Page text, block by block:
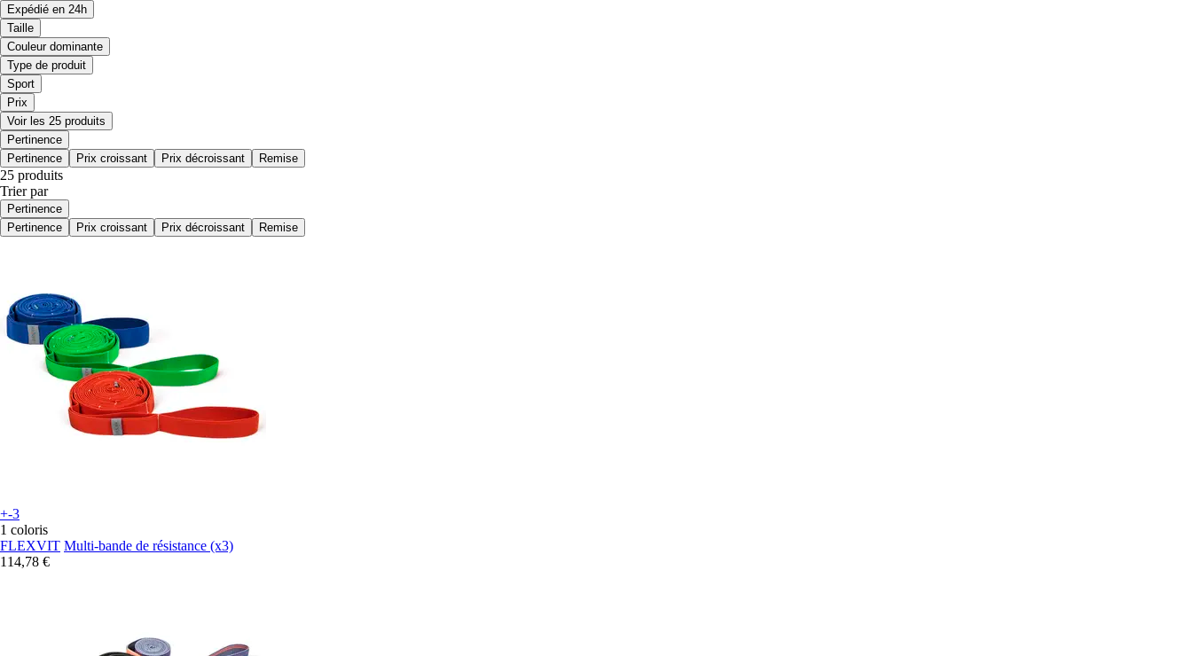
Expédié en 24h
Taille
Couleur dominante
Type de produit
Sport
Prix
Voir les 25 produits
Pertinence
Pertinence
Prix croissant Prix décroissant Remise
25 produits
Trier par
Pertinence
Pertinence
Prix croissant Prix décroissant Remise
+-3
1 coloris
FLEXVIT Multi-bande de résistance (x3)
114,78 €